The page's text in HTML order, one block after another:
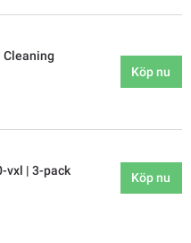
Cleaning
Köp nu
vxl | 3-pack
Köp nu